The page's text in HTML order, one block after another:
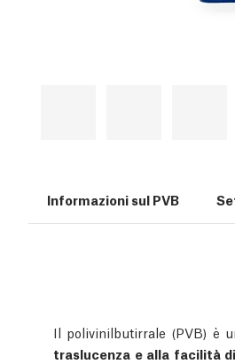
Informazioni sul PVB
Il polivinilbutirrale (PVB) è
traslucenza e alla facilità